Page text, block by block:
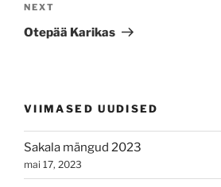
Next
Post
NEXT
Otepää Karikas
VIIMASED UUDISED
Sakala mängud 2023
mai 17, 2023